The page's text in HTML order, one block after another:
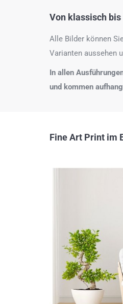
Von klassisch
Alle Bilder können
Varianten aussehen
In allen
und kommen
Fine Art Print im